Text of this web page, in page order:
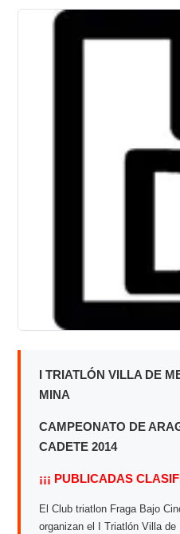
I TRIATLÓN VILLA DE
MINA
CAMPEONATO DE
CADETE 2014
¡¡¡ PUBLICADAS
El Club triatlon Fraga Bajo
organizan el I Triatlón Villa de